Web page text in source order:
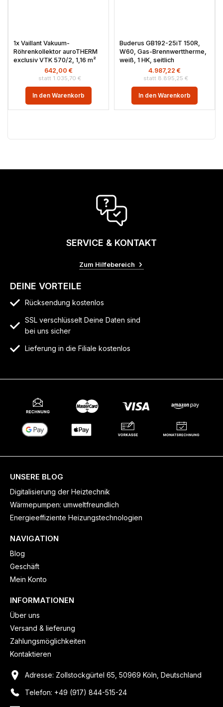
1x Vaillant Vakuum-
Röhrenkollektor auroTHERM
exclusiv VTK 570/2, 1,16 m²
1.035,70 €
642,00 €
In den Warenkorb
Buderus GB192-25iT 150R,
W60, Gas-Brennwerttherme,
weiß, 1 HK, seitlich
8.895,25 €
4.987,22 €
In den Warenkorb
SERVICE & KONTAKT
Zum Hilfebereich
DEINE VORTEILE
Rücksendung kostenlos
SSL verschlüsselt Deine Daten sind
bei uns sicher
Lieferung in die Filiale kostenlos
UNSERE BLOG
Digitalisierung der Heiztechnik
Wärmepumpen: umweltfreundlich
Energieeffiziente Heizungstechnologien
NAVIGATION
Blog
Geschäft
Mein Konto
INFORMATIONEN
Über uns
Versand & lieferung
Zahlungsmöglichkeiten
Kontaktieren
Adresse: Zollstockgürtel 65, 50969 Köln, Deutschland
Telefon: +49 (917) 844-515-24